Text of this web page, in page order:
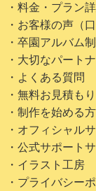
・料金・プラン
・お客様の声（口
・卒園アルバム
・大切なパート
・よくある質問
・無料お見積も
・制作を始める
・オフィシャル
・公式サポート
・イラスト工房
・プライバシー